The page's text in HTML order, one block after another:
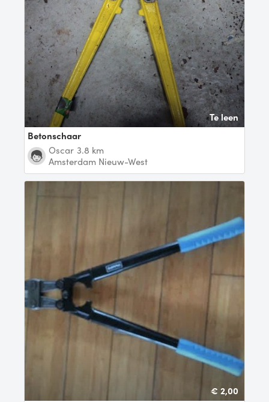
Te leen
Betonschaar
Oscar 3.8 km
Amsterdam Nieuw-West
€ 2,00